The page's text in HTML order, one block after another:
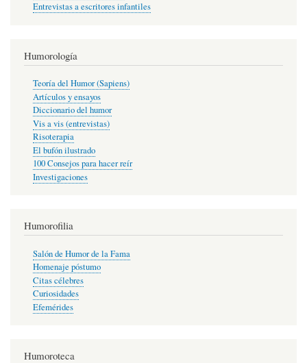
Entrevistas a escritores infantiles
Humorología
Teoría del Humor (Sapiens)
Artículos y ensayos
Diccionario del humor
Vis a vis (entrevistas)
Risoterapia
El bufón ilustrado
100 Consejos para hacer reír
Investigaciones
Humorofilia
Salón de Humor de la Fama
Homenaje póstumo
Citas célebres
Curiosidades
Efemérides
Humoroteca